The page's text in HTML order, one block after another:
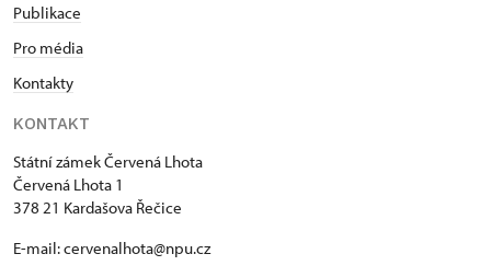
Publikace
Pro média
Kontakty
KONTAKT
Státní zámek Červená Lhota
Červená Lhota 1
378 21 Kardašova Řečice
E-mail: cervenalhota@npu.cz